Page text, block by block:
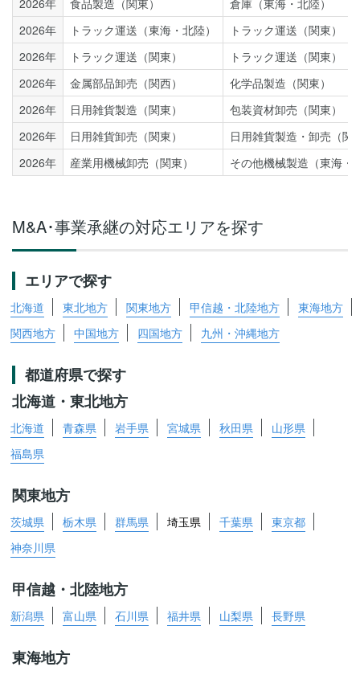
2026年
食品製造（関東）
倉庫（東海・北陸）
2026年
トラック運送（東海・北陸）
トラック運送（関東）
2026年
トラック運送（関東）
トラック運送（関東）
2026年
金属部品卸売（関西）
化学品製造（関東）
2026年
日用雑貨製造（関東）
包装資材卸売（関東）
2026年
日用雑貨卸売（関東）
日用雑貨製造・卸売（関
2026年
産業用機械卸売（関東） その他機械製造（東海・
M&A･事業承継の対応エリアを探す
エリアで探す
北海道 東北地方 関東地方 甲信越・北陸地方
東海地方
関西地方
中国地方 四国地方 九州・沖縄地方
都道府県で探す
北海道・東北地方
北海道 青森県 岩手県 宮城県 秋田県
山形県
福島県
関東地方
茨城県 栃木県 群馬県 埼玉県 千葉県
東京都
神奈川県
甲信越・北陸地方
新潟県 富山県 石川県 福井県 山梨県 長野県
東海地方